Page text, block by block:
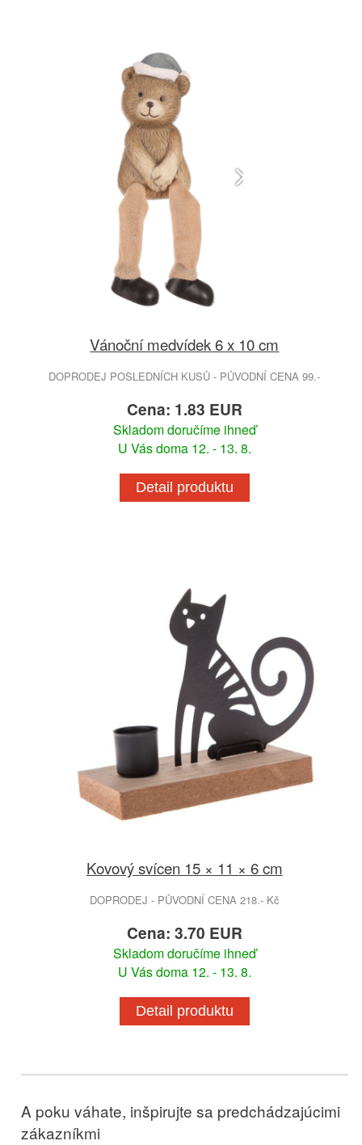
Vánoční medvídek 6 x 10 cm
DOPRODEJ POSLEDNÍCH KUSŮ - PŮVODNÍ CENA 99.-
Cena: 1.83 EUR
Skladom doručíme ihneď
U Vás doma 12. - 13. 8.
Detail produktu
Kovový svícen 15 × 11 × 6 cm
DOPRODEJ - PŮVODNÍ CENA 218.- Kč
Cena: 3.70 EUR
Skladom doručíme ihneď
U Vás doma 12. - 13. 8.
Detail produktu
A poku váhate, inšpirujte sa predchádzajúcimi
zákazníkmi